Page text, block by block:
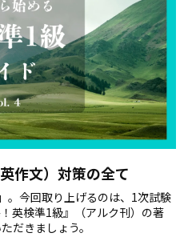
作文）対策の全て
。今回取り上げるのは、1次試験
英検準1級』（アルク刊）の著
だきましょう。